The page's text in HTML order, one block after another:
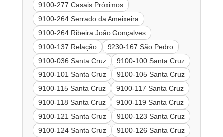
9100-277 Casais Próximos
9100-264 Serrado da Ameixeira
9100-264 Ribeira João Gonçalves
9100-137 Relação
9230-167 São Pedro
9100-036 Santa Cruz
9100-100 Santa Cruz
9100-101 Santa Cruz
9100-105 Santa Cruz
9100-115 Santa Cruz
9100-117 Santa Cruz
9100-118 Santa Cruz
9100-119 Santa Cruz
9100-121 Santa Cruz
9100-123 Santa Cruz
9100-124 Santa Cruz
9100-126 Santa Cruz